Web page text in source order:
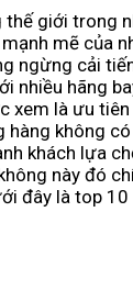
thế giới trong
mẽ của
ngừng cải
nhiều hãng
xem là ưu tiên
hàng không
khách lựa
này đó
đây là top